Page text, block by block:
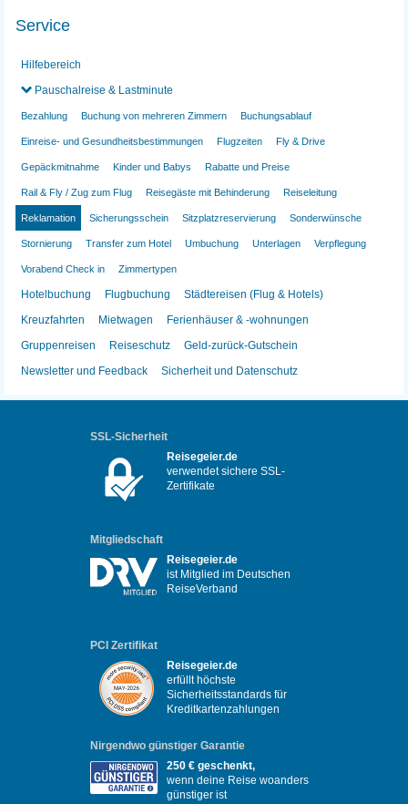
Service
Hilfebereich
Pauschalreise & Lastminute
Bezahlung Buchung von mehreren Zimmern Buchungsablauf
Einreise- und Gesundheitsbestimmungen Flugzeiten Fly & Drive
Gepäckmitnahme Kinder und Babys Rabatte und Preise
Rail & Fly / Zug zum Flug Reisegäste mit Behinderung Reiseleitung
Reklamation Sicherungsschein Sitzplatzreservierung Sonderwünsche
Stornierung Transfer zum Hotel Umbuchung Unterlagen Verpflegung
Vorabend Check in Zimmertypen
Hotelbuchung Flugbuchung
Städtereisen (Flug & Hotels)
Kreuzfahrten
Mietwagen
Ferienhäuser & -wohnungen
Gruppenreisen
Reiseschutz
Geld-zurück-Gutschein
Newsletter und Feedback
Sicherheit und Datenschutz
SSL-Sicherheit
Reisegeier.de
verwendet sichere SSL-
Zertifikate
Mitgliedschaft
Reisegeier.de
ist Mitglied im Deutschen
ReiseVerband
PCI Zertifikat
Reisegeier.de
erfüllt höchste
Sicherheitsstandards für
Kreditkartenzahlungen
Nirgendwo günstiger Garantie
250 € geschenkt,
wenn deine Reise woanders
günstiger ist